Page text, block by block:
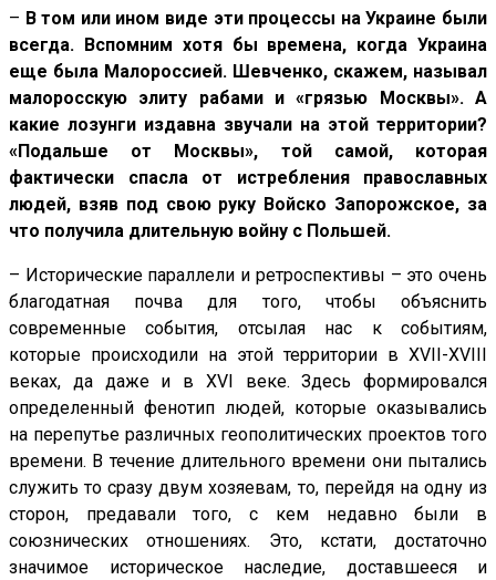
– В том или ином виде эти процессы на Украине были
всегда. Вспомним хотя бы времена, когда Украина
еще была Малороссией. Шевченко, скажем, называл
малоросскую элиту рабами и «грязью Москвы». А
какие лозунги издавна звучали на этой территории?
«Подальше от Москвы», той самой, которая
фактически спасла от истребления православных
людей, взяв под свою руку Войско Запорожское, за
что получила длительную войну с Польшей.
– Исторические параллели и ретроспективы – это очень
благодатная почва для того, чтобы объяснить
современные события, отсылая нас к событиям,
которые происходили на этой территории в XVII-XVIII
веках, да даже и в XVI веке. Здесь формировался
определенный фенотип людей, которые оказывались
на перепутье различных геополитических проектов того
времени. В течение длительного времени они пытались
служить то сразу двум хозяевам, то, перейдя на одну из
сторон, предавали того, с кем недавно были в
союзнических отношениях. Это, кстати, достаточно
значимое историческое наследие, доставшееся и